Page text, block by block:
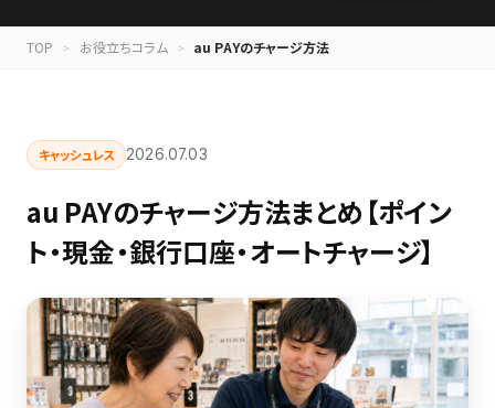
TOP お役立ちコラム au PAYのチャージ方法
キャッシュレス 2026.07.03
au PAYのチャージ方法まとめ【ポイン
ト・現金・銀行口座・オートチャージ】